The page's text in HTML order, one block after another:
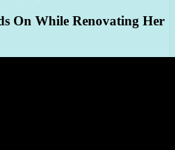
On While Renovating Her